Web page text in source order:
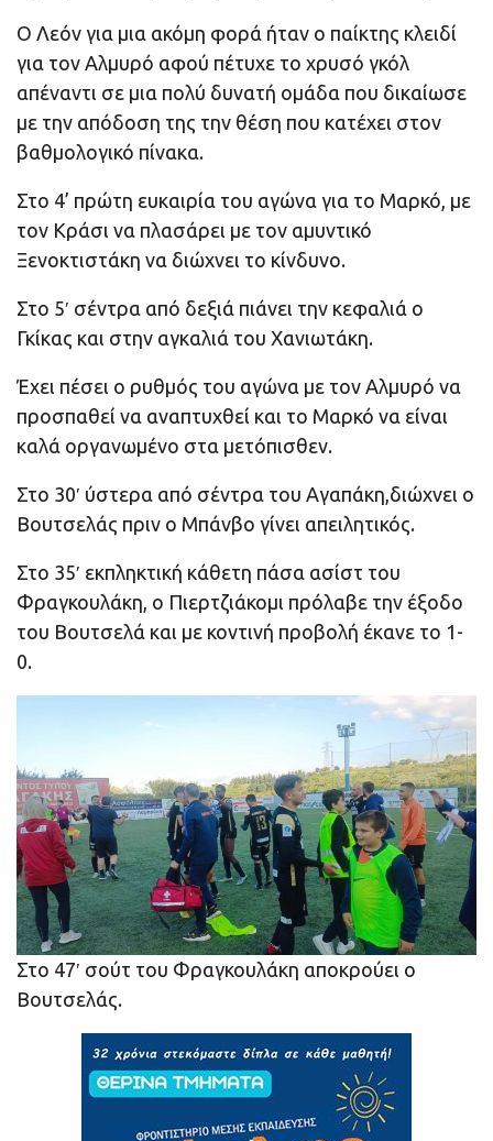
Ο Λεόν για μια ακόμη φορά ήταν ο παίκτης κλειδί
για τον Αλμυρό αφού πέτυχε το χρυσό γκόλ
απέναντι σε μια πολύ δυνατή ομάδα που δικαίωσε
με την απόδοση της την θέση που κατέχει στον
βαθμολογικό πίνακα.
Στο 4’ πρώτη ευκαιρία του αγώνα για το Μαρκό, με
τον Κράσι να πλασάρει με τον αμυντικό
Ξενοκτιστάκη να διώχνει το κίνδυνο.
Στο 5′ σέντρα από δεξιά πιάνει την κεφαλιά ο
Γκίκας και στην αγκαλιά του Χανιωτάκη.
Έχει πέσει ο ρυθμός του αγώνα με τον Αλμυρό να
προσπαθεί να αναπτυχθεί και το Μαρκό να είναι
καλά οργανωμένο στα μετόπισθεν.
Στο 30′ ύστερα από σέντρα του Αγαπάκη,διώχνει ο
Βουτσελάς πριν ο Μπάνβο γίνει απειλητικός.
Στο 35′ εκπληκτική κάθετη πάσα ασίστ του
Φραγκουλάκη, ο Πιερτζιάκομι πρόλαβε την έξοδο
του Βουτσελά και με κοντινή προβολή έκανε το 1-
0.
Στο 47′ σούτ του Φραγκουλάκη αποκρούει ο
Βουτσελάς.